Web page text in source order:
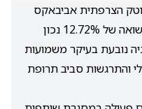
הצרפתית אביבאקס
(ABVX) בתיק טיפרנקס שלו עם תשואה של 12.72% נכון
במניה נובעת בעיקר משמועות
והתרגשות סביב תרופת